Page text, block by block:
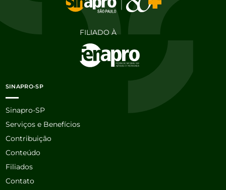
FILIADO À
SINAPRO-SP
Sinapro-SP
Serviços e Benefícios
Contribuição
Conteúdo
Filiados
Contato